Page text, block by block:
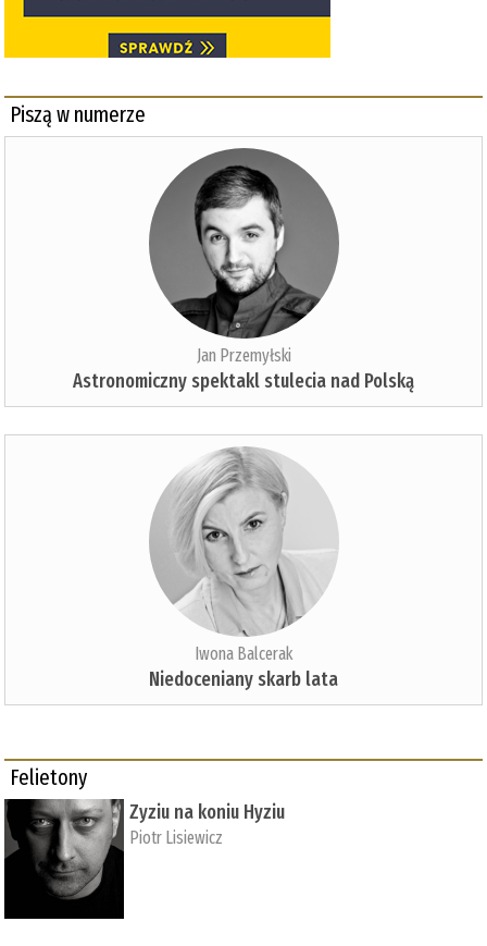
Piszą w numerze
Jan Przemyłski
Astronomiczny spektakl stulecia nad Polską
Iwona Balcerak
Niedoceniany skarb lata
Felietony
Zyziu na koniu Hyziu
Piotr Lisiewicz